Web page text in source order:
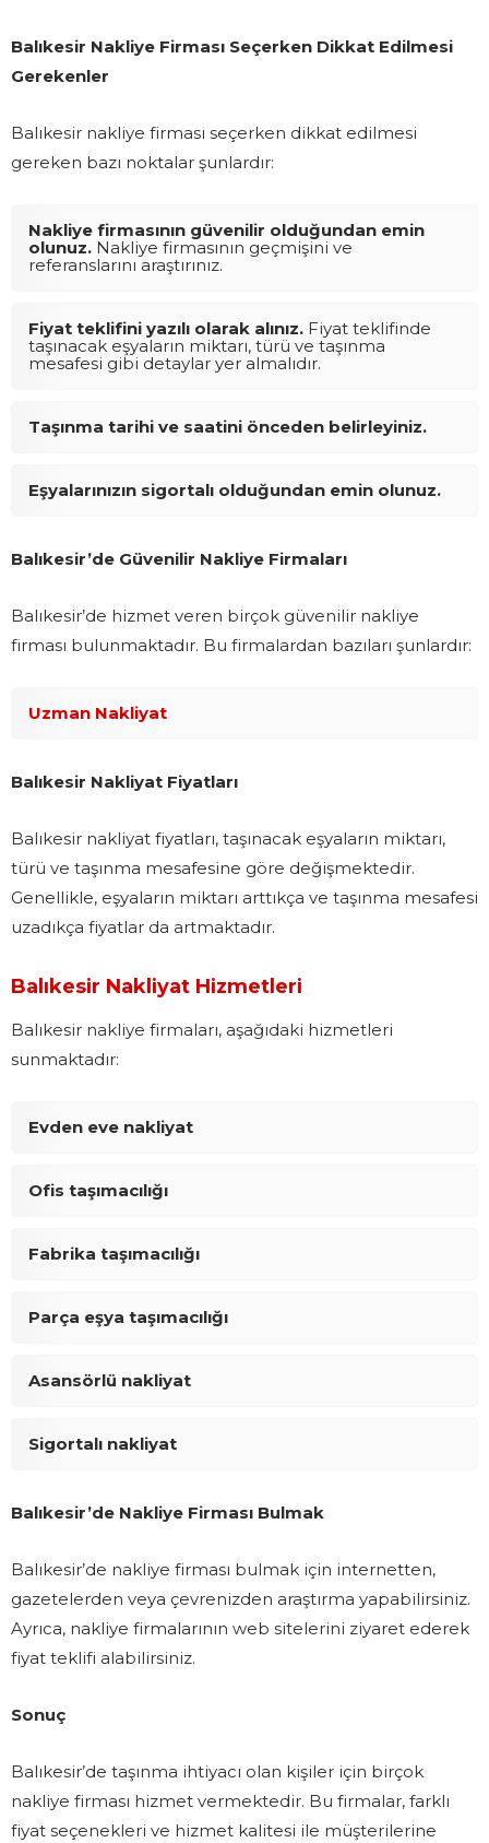
Balıkesir Nakliye Firması Seçerken Dikkat Edilmesi
Gerekenler
Balıkesir nakliye firması seçerken dikkat edilmesi
gereken bazı noktalar şunlardır:
Nakliye firmasının güvenilir olduğundan emin
olunuz. Nakliye firmasının geçmişini ve
referanslarını araştırınız.
Fiyat teklifini yazılı olarak alınız. Fiyat teklifinde
taşınacak eşyaların miktarı, türü ve taşınma
mesafesi gibi detaylar yer almalıdır.
Taşınma tarihi ve saatini önceden belirleyiniz.
Eşyalarınızın sigortalı olduğundan emin olunuz.
Balıkesir’de Güvenilir Nakliye Firmaları
Balıkesir’de hizmet veren birçok güvenilir nakliye
firması bulunmaktadır. Bu firmalardan bazıları şunlardır:
Uzman Nakliyat
Balıkesir Nakliyat Fiyatları
Balıkesir nakliyat fiyatları, taşınacak eşyaların miktarı,
türü ve taşınma mesafesine göre değişmektedir.
Genellikle, eşyaların miktarı arttıkça ve taşınma mesafesi
uzadıkça fiyatlar da artmaktadır.
Balıkesir Nakliyat Hizmetleri
Balıkesir nakliye firmaları, aşağıdaki hizmetleri
sunmaktadır:
Evden eve nakliyat
Ofis taşımacılığı
Fabrika taşımacılığı
Parça eşya taşımacılığı
Asansörlü nakliyat
Sigortalı nakliyat
Balıkesir’de Nakliye Firması Bulmak
Balıkesir’de nakliye firması bulmak için internetten,
gazetelerden veya çevrenizden araştırma yapabilirsiniz.
Ayrıca, nakliye firmalarının web sitelerini ziyaret ederek
fiyat teklifi alabilirsiniz.
Sonuç
Balıkesir’de taşınma ihtiyacı olan kişiler için birçok
nakliye firması hizmet vermektedir. Bu firmalar, farklı
fiyat seçenekleri ve hizmet kalitesi ile müşterilerine